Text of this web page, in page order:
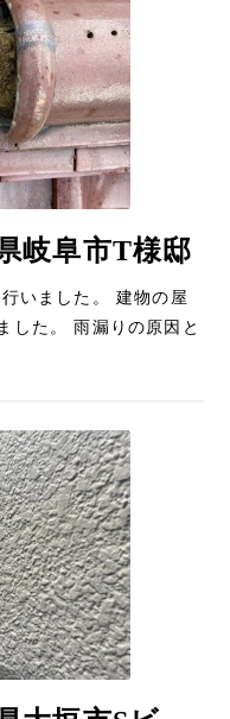
岐阜市T様邸
いました。 建物の屋
した。 雨漏りの原因と